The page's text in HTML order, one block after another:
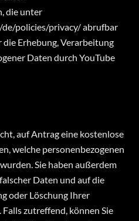
die unter
policies/privacy/ abrufbar
die Erhebung, Verarbeitung
Daten durch YouTube
auf Antrag eine kostenlose
welche personenbezogenen
Sie haben außerdem
Daten und auf die
oder Löschung Ihrer
zutreffend, können Sie